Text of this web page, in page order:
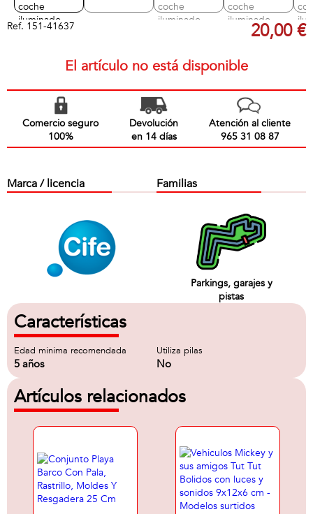
Ref. 151-41637 20,00 €
El artículo no está disponible
Comercio seguro
100%
Devolución
en 14 días
Atención al cliente
965 31 08 87
Marca / licencia Familias
Parkings, garajes y
pistas
Características
Edad minima recomendada
5 años
Utiliza pilas
No
Artículos relacionados